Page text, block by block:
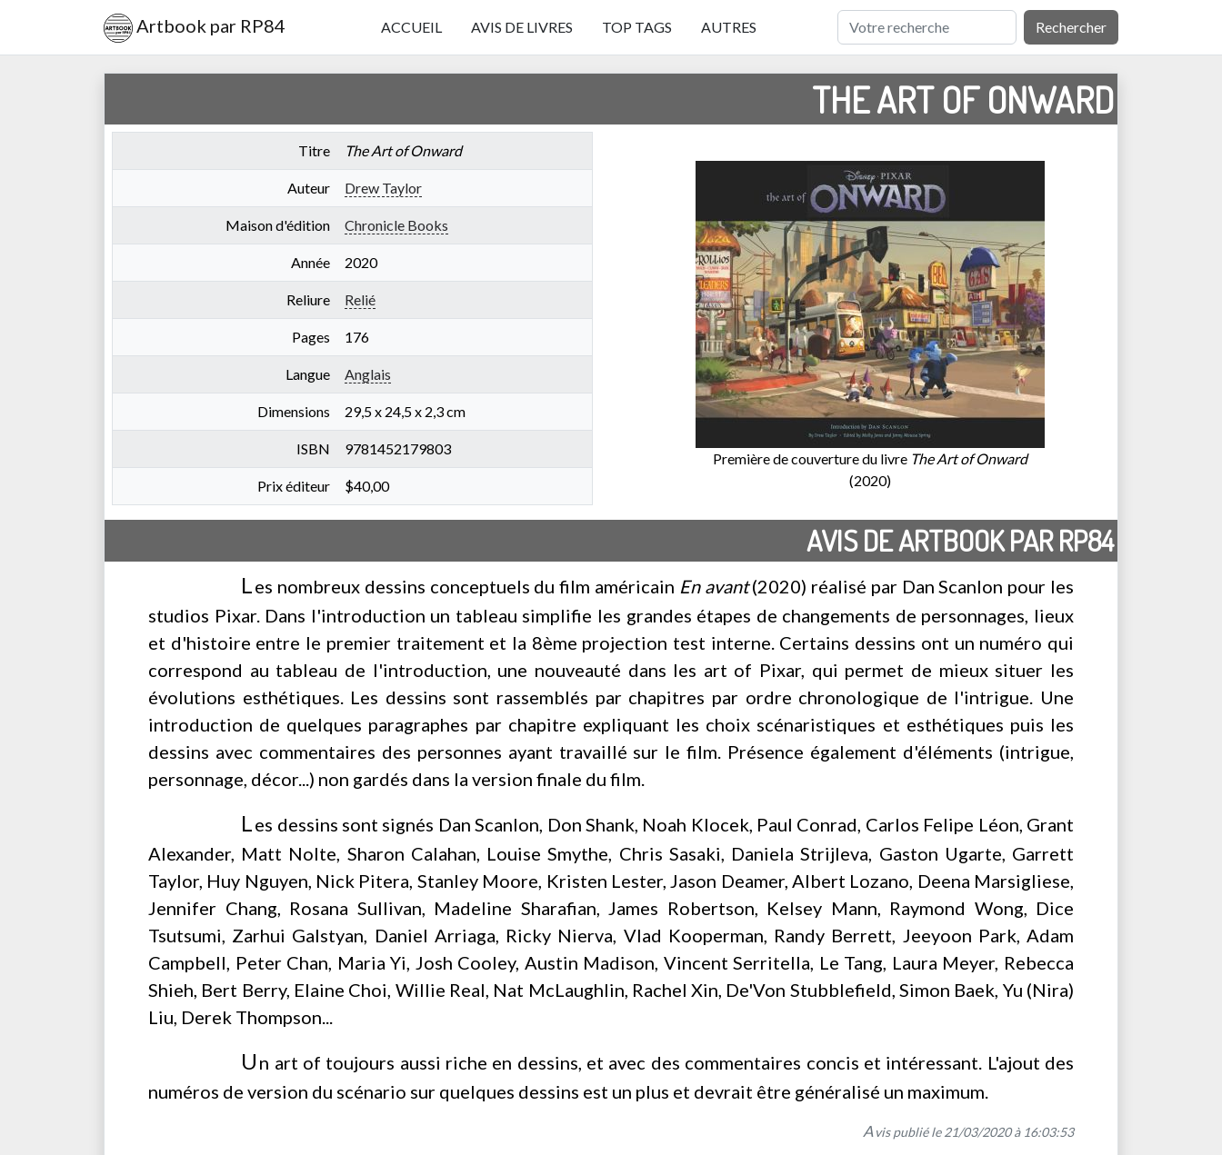
Artbook par RP84 ACCUEIL AVIS DE LIVRES TOP TAGS AUTRES Rechercher
THE ART OF ONWARD
Titre The Art of Onward
Auteur Drew Taylor
Maison d'édition Chronicle Books
Année 2020
Reliure Relié
Pages 176
Langue Anglais
Dimensions 29,5 x 24,5 x 2,3 cm
ISBN 9781452179803
Prix éditeur $40,00
Première de couverture du livre The Art of Onward
(2020)
AVIS DE ARTBOOK PAR RP84
Les nombreux dessins conceptuels du film américain En avant(2020) réalisé par Dan Scanlon pour les
studios Pixar. Dans l'introduction un tableau simplifie les grandes étapes de changements de personnages, lieux
et d'histoire entre le premier traitement et la 8ème projection test interne. Certains dessins ont un numéro qui
correspond au tableau de l'introduction, une nouveauté dans les art of Pixar, qui permet de mieux situer les
évolutions esthétiques. Les dessins sont rassemblés par chapitres par ordre chronologique de l'intrigue. Une
introduction de quelques paragraphes par chapitre expliquant les choix scénaristiques et esthétiques puis les
dessins avec commentaires des personnes ayant travaillé sur le film. Présence également d'éléments (intrigue,
personnage, décor...) non gardés dans la version finale du film.
Les dessins sont signés Dan Scanlon, Don Shank, Noah Klocek, Paul Conrad, Carlos Felipe Léon, Grant
Alexander, Matt Nolte, Sharon Calahan, Louise Smythe, Chris Sasaki, Daniela Strijleva, Gaston Ugarte, Garrett
Taylor, Huy Nguyen, Nick Pitera, Stanley Moore, Kristen Lester, Jason Deamer, Albert Lozano, Deena Marsigliese,
Jennifer Chang, Rosana Sullivan, Madeline Sharafian, James Robertson, Kelsey Mann, Raymond Wong, Dice
Tsutsumi, Zarhui Galstyan, Daniel Arriaga, Ricky Nierva, Vlad Kooperman, Randy Berrett, Jeeyoon Park, Adam
Campbell, Peter Chan, Maria Yi, Josh Cooley, Austin Madison, Vincent Serritella, Le Tang, Laura Meyer, Rebecca
Shieh, Bert Berry, Elaine Choi, Willie Real, Nat McLaughlin, Rachel Xin, De'Von Stubblefield, Simon Baek, Yu (Nira)
Liu, Derek Thompson...
U n art of toujours aussi riche en dessins, et avec des commentaires concis et intéressant. L'ajout des
numéros de version du scénario sur quelques dessins est un plus et devrait être généralisé un maximum.
A vis publié le 21/03/2020 à 16:03:53